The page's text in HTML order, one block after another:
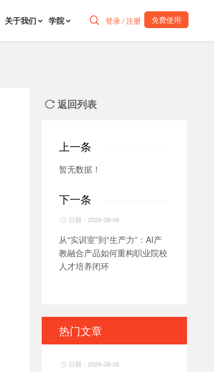
关于我们 学院  登录 / 注册 免费使用
 返回列表
上一条
暂无数据！
下一条
 日期：2026-08-06
从“实训室”到“生产力”：AI产
教融合产品如何重构职业院校
人才培养闭环
热门文章
 日期：2026-08-06